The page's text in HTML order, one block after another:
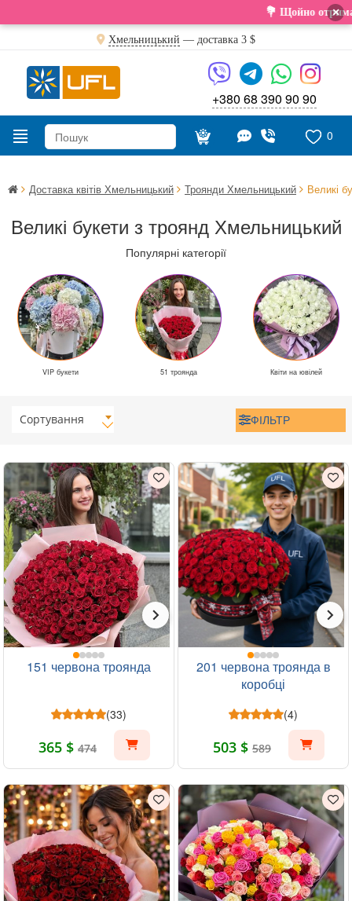
💐 Щойно отримали свіжу ×
Хмельницький — доставка 3 $
+380 68 390 90 90
0
Доставка квітів Хмельницький Троянди Хмельницький Великі
Великі букети з троянд Хмельницький
Популярні категорії
VIP букети 51 троянда Квіти на ювілей
Сортування ФІЛЬТР
151 червона троянда
(33)
365 $ 474
201 червона троянда в
коробці
(4)
503 $ 589